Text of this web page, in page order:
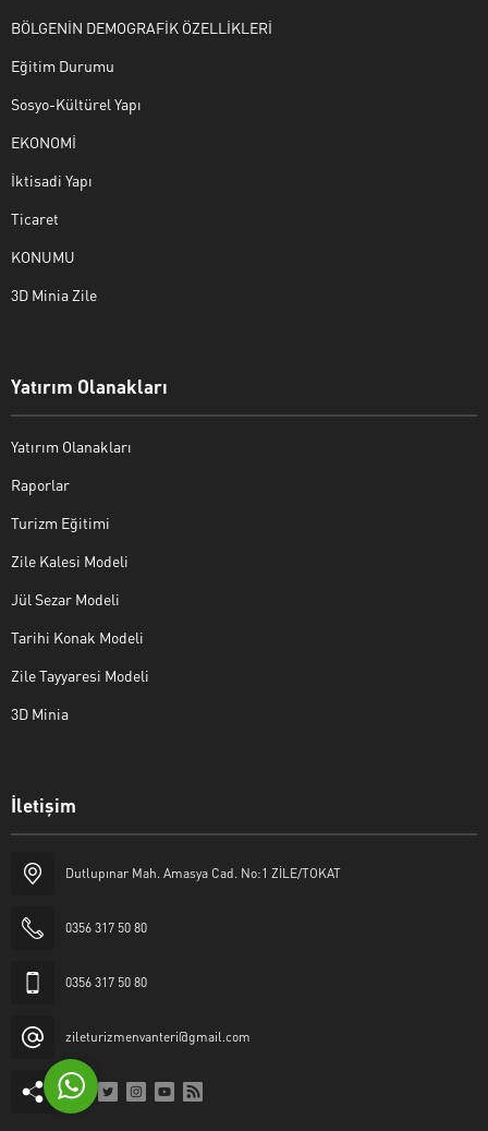
BÖLGENİN DEMOGRAFİK ÖZELLİKLERİ
Eğitim Durumu
Sosyo-Kültürel Yapı
EKONOMİ
İktisadi Yapı
Ticaret
KONUMU
3D Minia Zile
Yatırım Olanakları
Yatırım Olanakları
Raporlar
Turizm Eğitimi
Zile Kalesi Modeli
Jül Sezar Modeli
Tarihi Konak Modeli
Zile Tayyaresi Modeli
3D Minia
İletişim
Dutlupınar Mah. Amasya Cad. No:1 ZİLE/TOKAT
0356 317 50 80
0356 317 50 80
zileturizmenvanteri@gmail.com